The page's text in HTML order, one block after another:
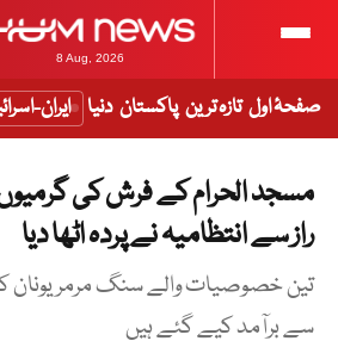
8 Aug, 2026
صفحۂ اول تازہ ترین پاکستان دنیا ایران-
مسجد الحرام کے فرش کی
راز سے انتظامیہ نے پردہ اٹھا دیا
تین خصوصیات والے سنگ مرمر یونان
سے برآمد کیے گئے ہیں